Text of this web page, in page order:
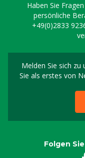
Haben Sie
persönliche
+49(0)2833
Melden Sie sich
Sie als erstes von
Folgen